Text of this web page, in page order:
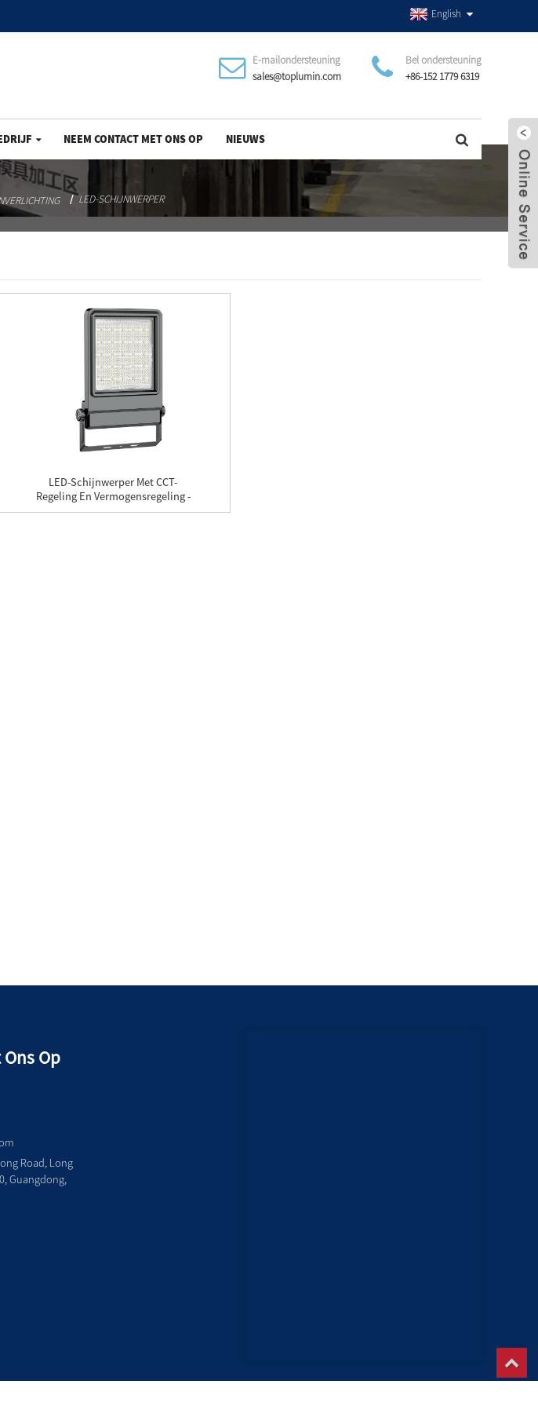
English
E-mailondersteuning
sales@toplumin.com
Bel ondersteuning
+86-152 1779 6319
NEEM CONTACT MET ONS OP NIEUWS
LED-SCHIJNWERPER
LED-Schijnwerper Met CCT-
Regeling En Vermogensregeling -
NETight
Op
Road, Long
Guangdong,